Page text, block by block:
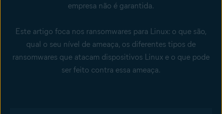
empresa não é garantida.
Este artigo foca nos ransomwares para Linux: o que são,
qual o seu nível de ameaça, os diferentes tipos de
ransomwares que atacam dispositivos Linux e o que pode
ser feito contra essa ameaça.